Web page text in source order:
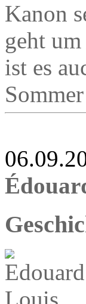
Kanon
geht
ist es